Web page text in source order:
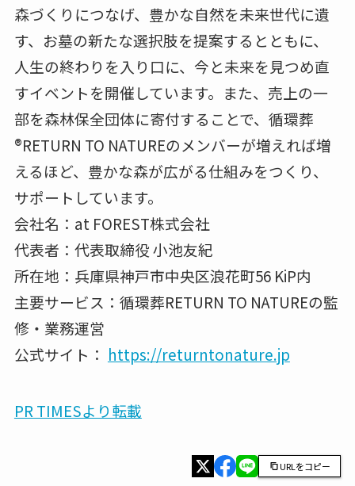
森づくりにつなげ、豊かな自然を未来世代に遺
す、お墓の新たな選択肢を提案するとともに、
人生の終わりを入り口に、今と未来を見つめ直
すイベントを開催しています。また、売上の一
部を森林保全団体に寄付することで、循環葬
®︎RETURN TO NATUREのメンバーが増えれば増
えるほど、豊かな森が広がる仕組みをつくり、
サポートしています。
会社名：at FOREST株式会社
代表者：代表取締役 小池友紀
所在地：兵庫県神戸市中央区浪花町56 KiP内
主要サービス：循環葬RETURN TO NATUREの監
修・業務運営
公式サイト： https://returntonature.jp
PR TIMESより転載
URLをコピー